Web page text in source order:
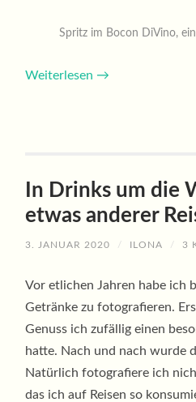
Spritz im Bocon DiVino,
Weiterlesen →
In Drinks um die
etwas anderer
3. JANUAR 2020 / ILONA / 3
Vor etlichen Jahren habe ich
Getränke zu fotografieren.
Genuss ich zufällig einen
hatte. Nach und nach wurde
Natürlich fotografiere ich
das ich auf Reisen so